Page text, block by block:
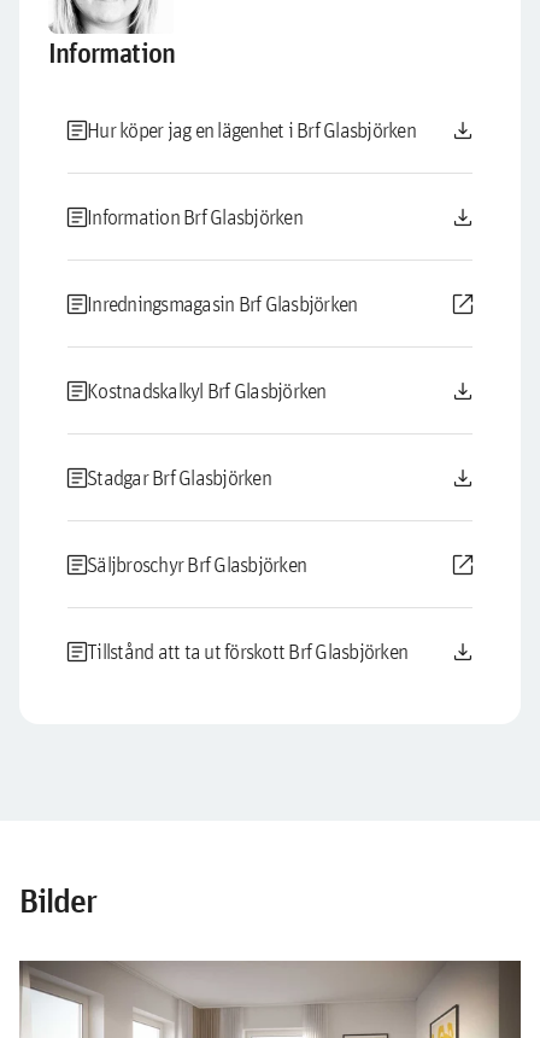
Information
articleHur köper jag en lägenhet i Brf Glasbjörken download
articleInformation Brf Glasbjörken download
articleInredningsmagasin Brf Glasbjörken open_in_new
articleKostnadskalkyl Brf Glasbjörken download
articleStadgar Brf Glasbjörken download
articleSäljbroschyr Brf Glasbjörken open_in_new
articleTillstånd att ta ut förskott Brf Glasbjörken download
Bilder